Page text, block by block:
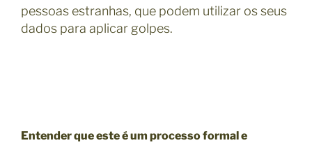
pessoas estranhas, que podem utilizar os seus
dados para aplicar golpes.
Entender que este é um processo formal e